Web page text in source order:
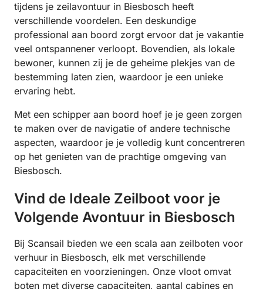
tijdens je zeilavontuur in Biesbosch heeft
verschillende voordelen. Een deskundige
professional aan boord zorgt ervoor dat je vakantie
veel ontspannener verloopt. Bovendien, als lokale
bewoner, kunnen zij je de geheime plekjes van de
bestemming laten zien, waardoor je een unieke
ervaring hebt.
Met een schipper aan boord hoef je je geen zorgen
te maken over de navigatie of andere technische
aspecten, waardoor je je volledig kunt concentreren
op het genieten van de prachtige omgeving van
Biesbosch.
Vind de Ideale Zeilboot voor je
Volgende Avontuur in Biesbosch
Bij Scansail bieden we een scala aan zeilboten voor
verhuur in Biesbosch, elk met verschillende
capaciteiten en voorzieningen. Onze vloot omvat
boten met diverse capaciteiten, aantal cabines en